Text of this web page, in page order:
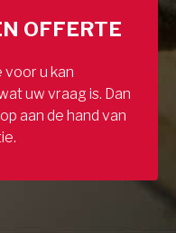
OFFERTE
voor u kan
uw vraag is. Dan
aan de hand van